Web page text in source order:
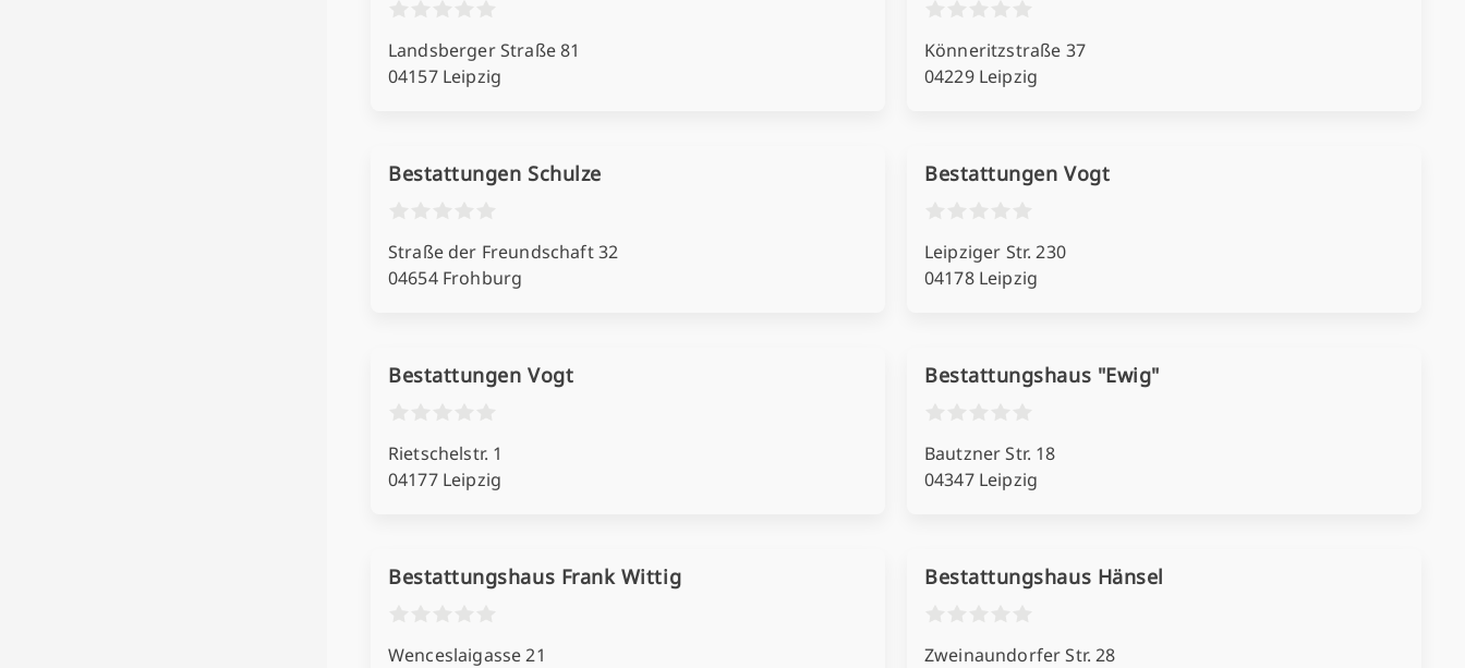
Landsberger Straße 81
04157 Leipzig
Könneritzstraße 37
04229 Leipzig
Bestattungen Schulze
Straße der Freundschaft 32
04654 Frohburg
Bestattungen Vogt
Leipziger Str. 230
04178 Leipzig
Bestattungen Vogt
Rietschelstr. 1
04177 Leipzig
Bestattungshaus "Ewig"
Bautzner Str. 18
04347 Leipzig
Bestattungshaus Frank Wittig
Wenceslaigasse 21
Bestattungshaus Hänsel
Zweinaundorfer Str. 28